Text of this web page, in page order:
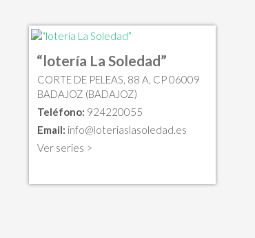
“lotería La Soledad”
CORTE DE PELEAS, 88 A, CP 06009
BADAJOZ (BADAJOZ)
Teléfono: 924220055
Email: info@loteriaslasoledad.es
Ver series >